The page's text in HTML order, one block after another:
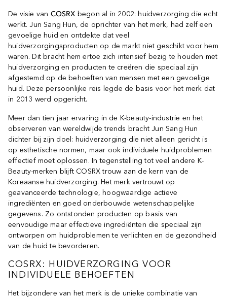
De visie van COSRX begon al in 2002: huidverzorging die echt
werkt. Jun Sang Hun, de oprichter van het merk, had zelf een
gevoelige huid en ontdekte dat veel
huidverzorgingsproducten op de markt niet geschikt voor hem
waren. Dit bracht hem ertoe zich intensief bezig te houden met
huidverzorging en producten te creëren die speciaal zijn
afgestemd op de behoeften van mensen met een gevoelige
huid. Deze persoonlijke reis legde de basis voor het merk dat
in 2013 werd opgericht.
Meer dan tien jaar ervaring in de K-beauty-industrie en het
observeren van wereldwijde trends bracht Jun Sang Hun
dichter bij zijn doel: huidverzorging die niet alleen gericht is
op esthetische normen, maar ook individuele huidproblemen
effectief moet oplossen. In tegenstelling tot veel andere K-
Beauty-merken blijft COSRX trouw aan de kern van de
Koreaanse huidverzorging. Het merk vertrouwt op
geavanceerde technologie, hoogwaardige actieve
ingrediënten en goed onderbouwde wetenschappelijke
gegevens. Zo ontstonden producten op basis van
eenvoudige maar effectieve ingrediënten die speciaal zijn
ontworpen om huidproblemen te verlichten en de gezondheid
van de huid te bevorderen.
COSRX: HUIDVERZORGING VOOR
INDIVIDUELE BEHOEFTEN
Het bijzondere van het merk is de unieke combinatie van